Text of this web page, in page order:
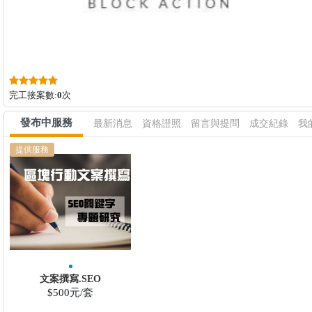
完工接案數:0次
發布中服務 最新消息 資格證照 留言與提問 成交紀錄 我
提供服務
文案撰寫.SEO
$500元/套